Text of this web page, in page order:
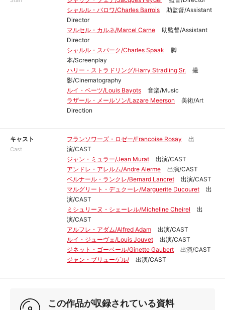
シャルル・バロワ/Charles Barrois
助監督/Assistant
Director
マルセル・カルネ/Marcel Carne
助監督/Assistant
Director
シャルル・スパーク/Charles Spaak
脚
本/Screenplay
ハリー・ストラドリング/Harry Stradling Sr.
撮
影/Cinematography
ルイ・ベーツ/Louis Bayots
音楽/Music
ラザール・メールソン/Lazare Meerson
美術/Art
Direction
キャスト
Cast
フランソワーズ・ロゼー/Francoise Rosay
出
演/CAST
ジャン・ミュラー/Jean Murat
出演/CAST
アンドレ・アレルム/Andre Alerme
出演/CAST
ベルナール・ランクレ/Bernard Lancret
出演/CAST
マルグリート・デュクーレ/Marguerite Ducouret
出
演/CAST
ミシュリーヌ・シェーレル/Micheline Cheirel
出
演/CAST
アルフレ・アダム/Alfred Adam
出演/CAST
ルイ・ジューヴェ/Louis Jouvet
出演/CAST
ジネット・ゴーベール/Ginette Gaubert
出演/CAST
ジャン・ブリューゲル/
出演/CAST
この作品が収録されている資料